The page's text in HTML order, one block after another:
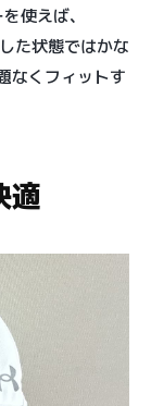
使えば、
た状態ではかな
なくフィットす
適